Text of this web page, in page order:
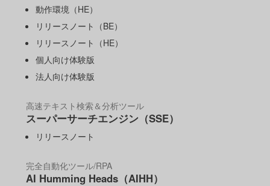
動作環境（HE）
リリースノート（BE）
リリースノート（HE）
個人向け体験版
法人向け体験版
高速テキスト検索＆分析ツール
スーパーサーチエンジン（SSE）
リリースノート
完全自動化ツール/RPA
AI Humming Heads（AIHH）